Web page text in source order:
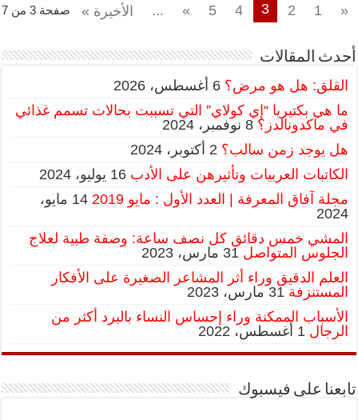
صفحة 3 من 7 «
1
2
3
4
5
»
... الأخيرة »
أحدث المقالات
القلق: هل هو مرض؟ 6 أغسطس، 2026
ما هي بكتيريا “إي كولاي” التي تسببت بحالات تسمم غذائي
في ماكدونالدز؟ 8 نوفمبر، 2024
هل يوجد زمن سالب؟ 2 أكتوبر، 2024
الكاتبات العربيات وتأثيرهن على الأدب 16 يوليو، 2024
مجلة آفاق المعرفة | العدد الأول : مايو 2019
14 مايو،
2024
المشي خمس دقائق كل نصف ساعة: وصفة طبية لعلاج
الجلوس المتواصل 31 مارس، 2023
العلم الدقيق وراء أثر المشاعر الصغيرة على الأفكار
المستنزفة 31 مارس، 2023
الأسباب الممكنة وراء إحساس النساء بالبرد أكثر من
الرجال 1 أغسطس، 2022
تابعنا على فيسبوك